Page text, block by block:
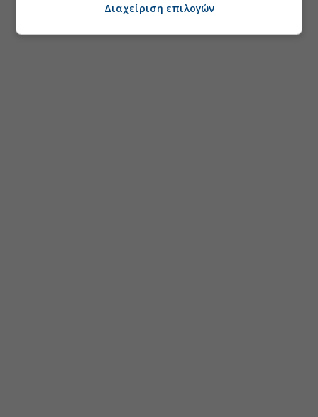
Διαχείριση επιλογών